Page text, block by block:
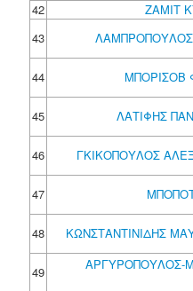
42
ΖΑΜΙΤ
43
44 ΜΠΟΡΙΣΟΒ
45 ΛΑΤΙΦΗΣ
46 ΓΚΙΚΟΠΟΥΛΟΣ
47
48
ΚΩΝΣΤΑΝΤΙΝΙΔΗΣ
49
ΑΡΓΥΡΟΠΟΥΛΟΣ-